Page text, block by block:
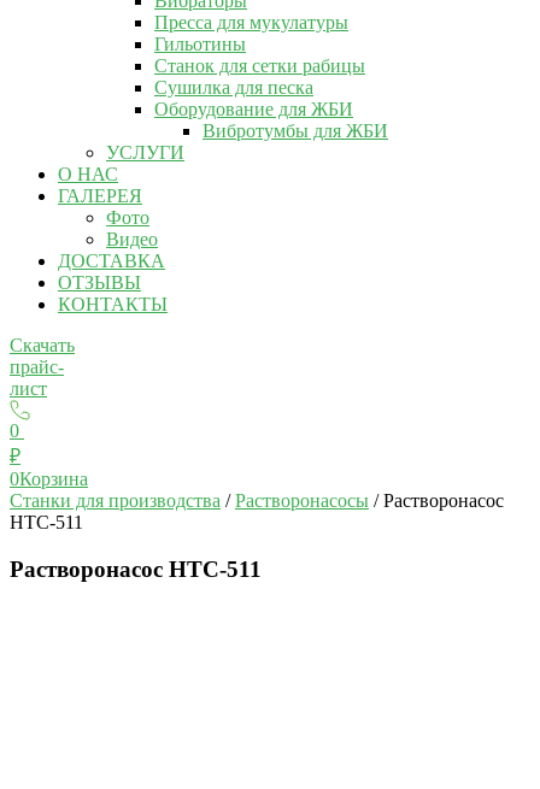
Пресса для мукулатуры
Гильотины
Станок для сетки рабицы
Сушилка для песка
Оборудование для ЖБИ
Вибротумбы для ЖБИ
УСЛУГИ
О НАС
ГАЛЕРЕЯ
Фото
Видео
ДОСТАВКА
ОТЗЫВЫ
КОНТАКТЫ
Скачать
прайс-
лист
0
₽
0Корзина
Станки для производства /Растворонасосы / Растворонасос
НТС-511
Растворонасос НТС-511